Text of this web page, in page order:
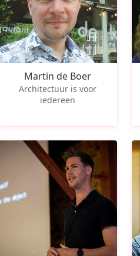
Martin de Boer
Architectuur is voor
iedereen